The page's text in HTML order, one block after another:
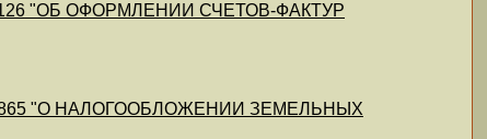
"ОБ ОФОРМЛЕНИИ СЧЕТОВ-ФАКТУР
55865 "О НАЛОГООБЛОЖЕНИИ ЗЕМЕЛЬНЫХ